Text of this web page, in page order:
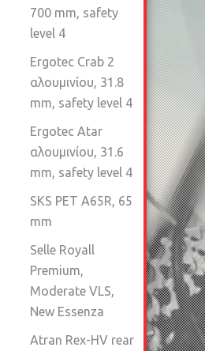
700 mm, safety
level 4
Ergotec Crab 2
αλουμινίου, 31.8
mm, safety level 4
Ergotec Atar
αλουμινίου, 31.6
mm, safety level 4
SKS PET A65R, 65
mm
Selle Royall
Premium,
Moderate VLS,
New Essenza
Atran Rex-HV rear